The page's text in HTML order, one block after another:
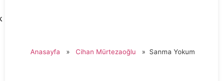
Anasayfa » Cihan Mürtezaoğlu » Sanma Yokum